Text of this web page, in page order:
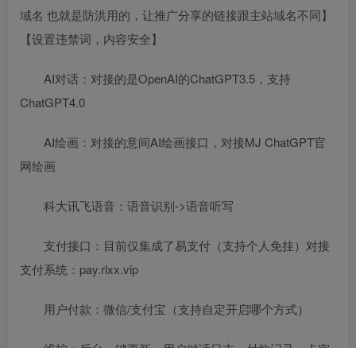
域名 也就是防洪用的，让推广分享的链接跟主站域名不同】
【设置违禁词，内容安全】
AI对话：对接的是OpenAI的ChatGPT3.5，支持
ChatGPT4.0
AI绘画：对接的意间AI绘画接口，对接MJ ChatGPT官
网绘画
科大讯飞语音：语音识别->语音听写
支付接口：目前仅集成了易支付（支持个人免挂）对接
支付系统：pay.rlxx.vip
用户付款：微信/支付宝（支持自定开启哪个方式）